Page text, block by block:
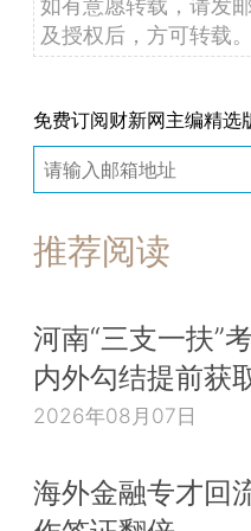
及授权后，方可转载。
免费订阅财新网主编精选
推荐阅读
河南“三支一扶”
内外勾结提前获
2026年08月07日
海外金融专才回